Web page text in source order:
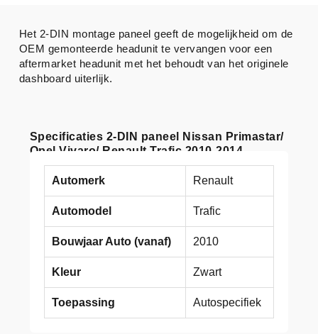
Specificaties 2-DIN paneel Nissan Primastar/
Opel Vivaro/ Renault Trafic 2010-2014
Automerk Renault
Automodel Trafic
Bouwjaar Auto (vanaf) 2010
Kleur Zwart
Toepassing Autospecifiek
Het 2-DIN montage paneel geeft de mogelijkheid om de
OEM gemonteerde headunit te vervangen voor een
aftermarket headunit met het behoudt van het originele
dashboard uiterlijk.